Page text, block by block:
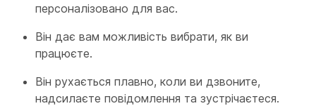
персоналізовано для вас.
Він дає вам можливість вибрати, як ви
працюєте.
Він рухається плавно, коли ви дзвоните,
надсилаєте повідомлення та зустрічаєтеся.